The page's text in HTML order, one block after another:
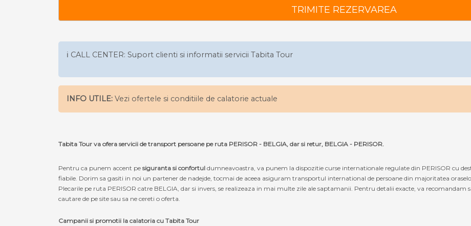
TRIMITE REZERVAREA
ℹ️ CALL CENTER: Suport clienti si informatii servicii Tabita Tour
INFO UTILE: Vezi ofertele si conditiile de calatorie actuale
Tabita Tour va ofera servicii de transport persoane pe ruta PERISOR - BELGIA, dar si retur, BELGIA - PERISOR.
Pentru ca punem accent pe siguranta si confortul dumneavoastra, va punem la dispozitie curse internationale regulate din PERISOR cu
fiabile. Dorim sa gasiti in noi un partener de nadejde, tocmai de aceea asiguram transportul international de persoane din majoritatea
Plecarile pe ruta PERISOR catre BELGIA, dar si invers, se realizeaza in mai multe zile ale saptamanii. Pentru detalii exacte, va
cautare de pe site sau sa ne cereti o oferta.
Campanii si promotii la calatoria cu Tabita Tour